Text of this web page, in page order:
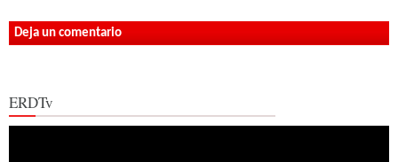
Deja un comentario
ERDTv